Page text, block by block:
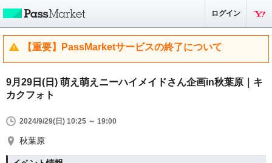
ログイン
【重要】PassMarketサービスの終了について
9月29日(日) 萌え萌えニーハイメイドさん企画in秋葉原｜キ
カクフォト
2024/9/29(日) 10:25 ～ 19:00
秋葉原